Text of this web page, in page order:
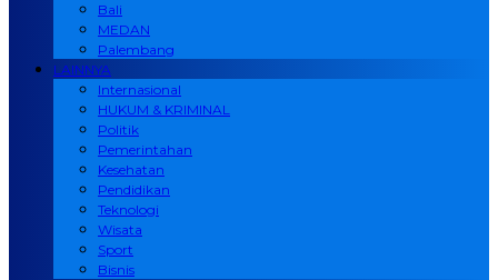
Bali
MEDAN
Palembang
LAINNYA
Internasional
HUKUM & KRIMINAL
Politik
Pemerintahan
Kesehatan
Pendidikan
Teknologi
Wisata
Sport
Bisnis